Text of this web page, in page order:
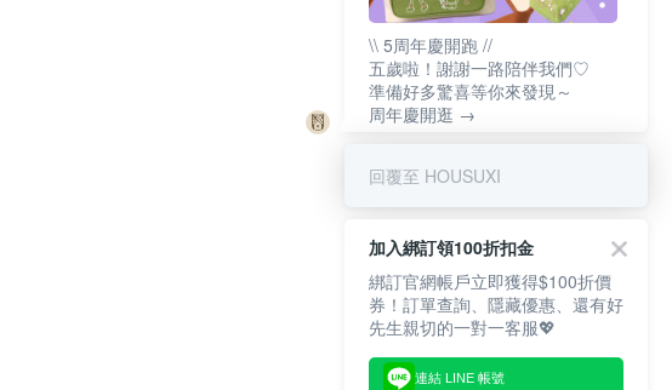
\\ 5周年慶開跑 //
五歲啦！謝謝一路陪伴我們♡
準備好多驚喜等你來發現～
周年慶開逛 →
回覆至 HOUSUXI
加入綁訂領100折扣金
綁訂官網帳戶立即獲得$100折價
券！訂單查詢、隱藏優惠、還有好
先生親切的一對一客服💖
連結 LINE 帳號